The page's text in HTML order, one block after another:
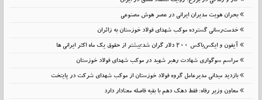
بحران هویت مدیران ایرانی در عصر هوش مصنوعی
خدمت‌رسانی گسترده موکب شهدای فولاد خوزستان به زائران
آیفون و ایکس‌باکس ۲۰۰ دلار گران شد؛بیشتر از حقوق یک ماه اکثر ایرانی ها
مراسم سوگواری شهادت رهبر شهید در موکب شهدای فولاد خوزستان
بازدید میدانی مدیرعامل گروه فولاد خوزستان از موکب شهدای شرکت در پایتخت
معاون وزیر رفاه: فقط دهک دهم با بقیه فاصله معنادار دارد